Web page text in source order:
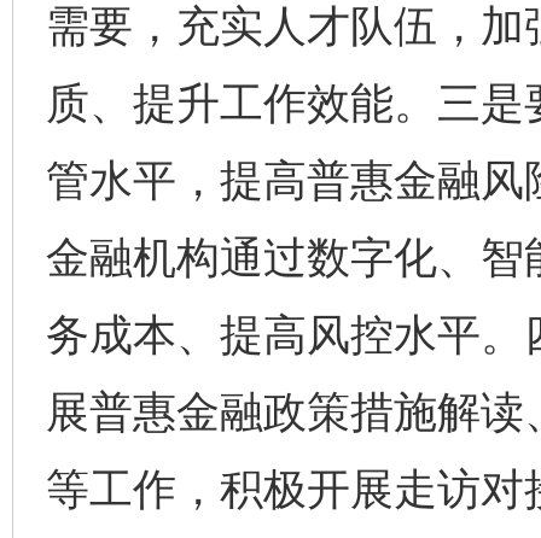
需要，充实人才队伍，
质、提升工作效能。三
管水平，提高普惠金融
金融机构通过数字化、
务成本、提高风控水平
展普惠金融政策措施解
等工作，积极开展走访
完善运行机制助力责任有效落实 一纸欠